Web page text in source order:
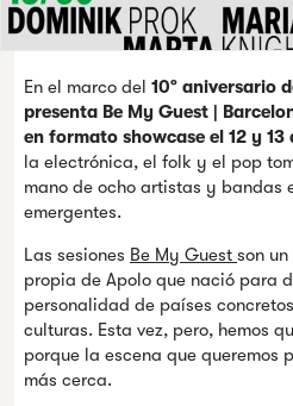
En el marco del 10º aniversario
presenta Be My Guest |
en formato showcase el 12 y 13
la electrónica, el folk y el pop
mano de ocho artistas y bandas
emergentes.
Las sesiones Be My Guest son
propia de Apolo que nació para
personalidad de países
culturas. Esta vez, pero, hemos
porque la escena que queremos
más cerca.